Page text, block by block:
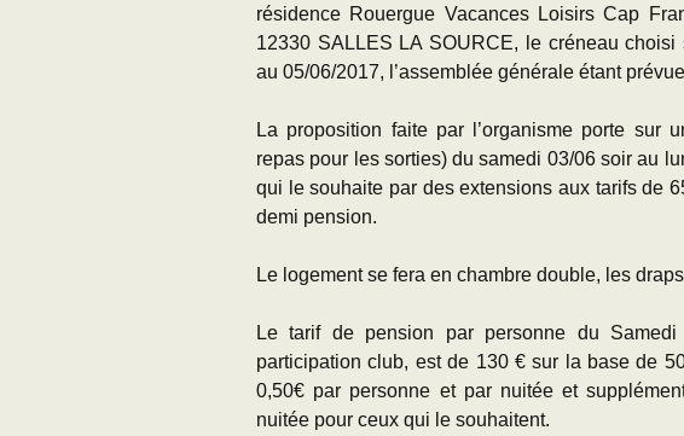
résidence Rouergue Vacances Loisirs Cap
12330 SALLES LA SOURCE, le créneau choisi
au 05/06/2017, l’assemblée générale étant
La proposition faite par l’organisme porte sur
repas pour les sorties) du samedi 03/06 soir au
qui le souhaite par des extensions aux tarifs de
demi pension.
Le logement se fera en chambre double, les
Le tarif de pension par personne du
participation club, est de 130 € sur la base de
0,50€ par personne et par nuitée et
nuitée pour ceux qui le souhaitent.